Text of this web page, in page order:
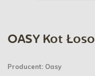
OASY Kot
Producent: Oasy